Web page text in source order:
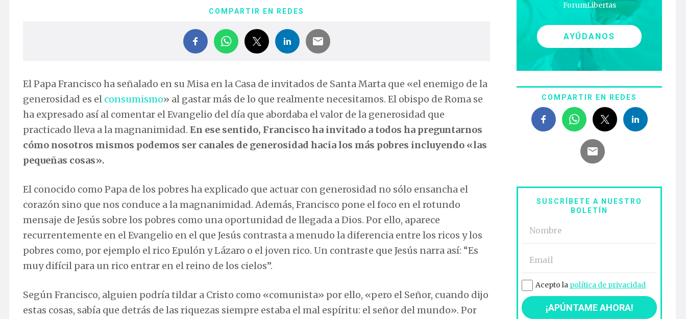
COMPARTIR EN REDES
El Papa Francisco ha señalado en su Misa en la Casa de invitados de Santa Marta que «el enemigo de la
generosidad es el consumismo» al gastar más de lo que realmente necesitamos. El obispo de Roma se
ha expresado así al comentar el Evangelio del día que abordaba el valor de la generosidad que
practicado lleva a la magnanimidad. En ese sentido, Francisco ha invitado a todos ha preguntarnos
cómo nosotros mismos podemos ser canales de generosidad hacia los más pobres incluyendo «las
pequeñas cosas».
El conocido como Papa de los pobres ha explicado que actuar con generosidad no sólo ensancha el
corazón sino que nos conduce a la magnanimidad. Además, Francisco pone el foco en el rotundo
mensaje de Jesús sobre los pobres como una oportunidad de llegada a Dios. Por ello, aparece
recurrentemente en el Evangelio en el que Jesús contrasta a menudo la diferencia entre los ricos y los
pobres como, por ejemplo el rico Epulón y Lázaro o el joven rico. Un contraste que Jesús narra así: “Es
muy difícil para un rico entrar en el reino de los cielos”.
Según Francisco, alguien podría tildar a Cristo como «comunista» por ello, «pero el Señor, cuando dijo
estas cosas, sabía que detrás de las riquezas siempre estaba el mal espíritu: el señor del mundo». Por
ForumLibertas
AYÚDANOS
COMPARTIR EN REDES
SUSCRÍBETE A NUESTRO
BOLETÍN
Acepto la política de privacidad